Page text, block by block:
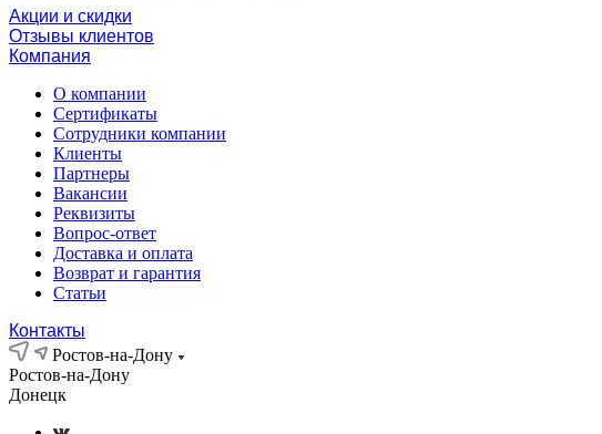
Акции и скидки
Отзывы клиентов
Компания
О компании
Сертификаты
Сотрудники компании
Клиенты
Партнеры
Вакансии
Реквизиты
Вопрос-ответ
Доставка и оплата
Возврат и гарантия
Статьи
Контакты
Ростов-на-Дону
Ростов-на-Дону
Донецк